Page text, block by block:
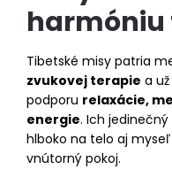
harmóniu
Tibetské misy patria
zvukovej terapie a
podporu relaxácie,
energie. Ich
hlboko na telo aj
vnútorný pokoj.